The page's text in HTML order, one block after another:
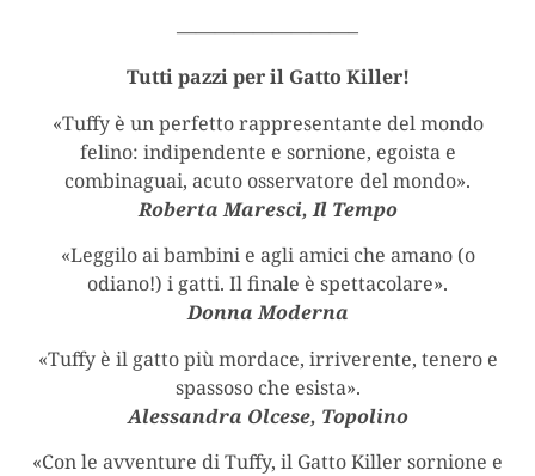
—————————–
Tutti pazzi per il Gatto Killer!
«Tuffy è un perfetto rappresentante del mondo
felino: indipendente e sornione, egoista e
combinaguai, acuto osservatore del mondo».
Roberta Maresci, Il Tempo
«Leggilo ai bambini e agli amici che amano (o
odiano!) i gatti. Il finale è spettacolare».
Donna Moderna
«Tuffy è il gatto più mordace, irriverente, tenero e
spassoso che esista».
Alessandra Olcese, Topolino
«Con le avventure di Tuffy, il Gatto Killer sornione e